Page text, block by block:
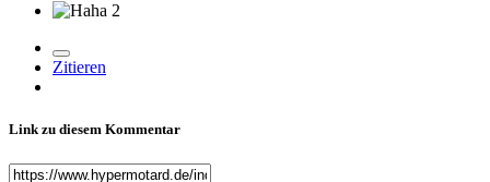
2
Zitieren
Link zu diesem Kommentar